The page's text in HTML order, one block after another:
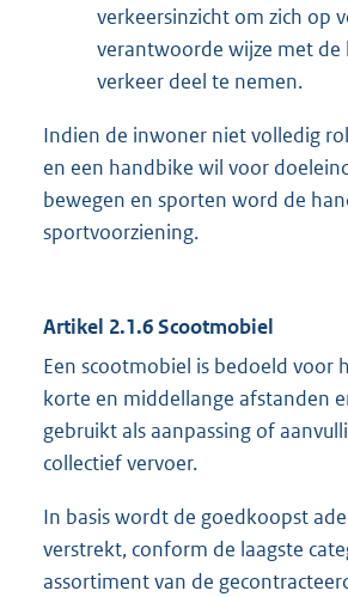
verkeersinzicht om zich op
verantwoorde wijze met
verkeer deel te nemen.
Indien de inwoner niet volledig
en een handbike wil voor
bewegen en sporten word de
sportvoorziening.
Artikel 2.1.6 Scootmobiel
Een scootmobiel is bedoeld voor
korte en middellange afstanden
gebruikt als aanpassing of
collectief vervoer.
In basis wordt de goedkoopst
verstrekt, conform de laagste
assortiment van de